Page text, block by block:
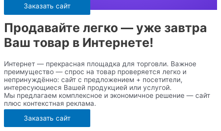
Заказать сайт
Продавайте легко — уже завтра
Ваш товар в Интернете!
Интернет — прекрасная площадка для торговли. Важное
преимущество — спрос на товар проверяется легко и
непринуждённо: сайт с предложением + посетители,
интересующиеся Вашей продукцией или услугой.
Мы предлагаем комплексное и экономичное решение — сайт
плюс контекстная реклама.
Заказать сайт